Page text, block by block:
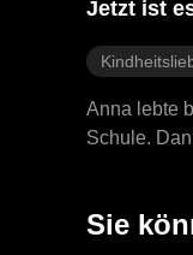
Jetzt ist
Anna lebte
Schule.
Sie